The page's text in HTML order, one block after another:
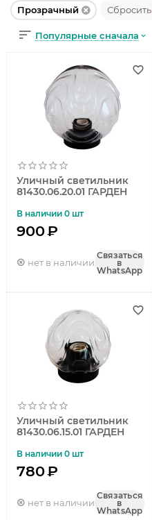
Прозрачный Сбросить
Популярные сначала
Уличный светильник
81430.06.20.01 ГАРДЕН
В наличии 0 шт
900₽
нет в наличии
Связаться
в
WhatsApp
Уличный светильник
81430.06.15.01 ГАРДЕН
В наличии 0 шт
780₽
нет в наличии
Связаться
в
WhatsApp
ЛАМПОЧКИ
КОМПЛЕКТУЮЩИЕ
ПРЕДМЕТЫ ИНТЕРЬЕРА
НОВОГОДНИЕ ТОВАРЫ